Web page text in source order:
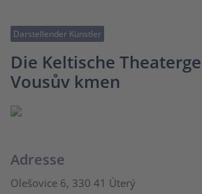
Darstellender Künstler
Die Keltische
Vousův kmen
Adresse
Olešovice 6, 330 41 Úterý